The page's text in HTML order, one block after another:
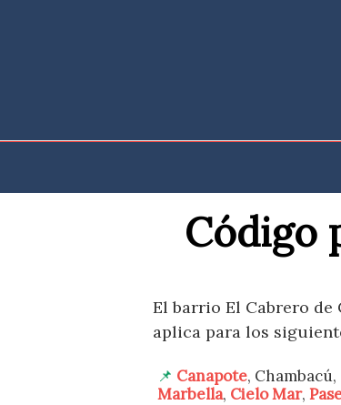
Código
El barrio El Cabrero de
aplica para los
Canapote, Chambacú,
Marbella, Cielo Mar,